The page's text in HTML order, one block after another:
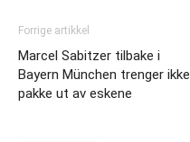
Forrige artikkel
Marcel Sabitzer tilbake i
Bayern München trenger ikke
pakke ut av eskene